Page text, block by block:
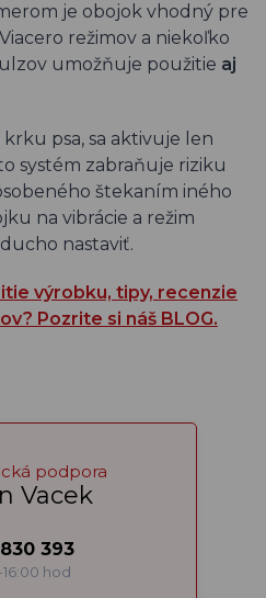
je obojok vhodný pre
režimov a niekoľko
umožňuje použitie aj
psa, sa aktivuje len
systém zabraňuje riziku
štekaním iného
na vibrácie a režim
nastaviť.
výrobku, tipy, recenzie
Pozrite si náš BLOG.
podpora
Vacek
393
hod